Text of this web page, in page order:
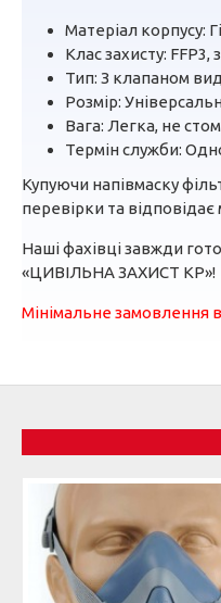
Матеріал корпусу:
Клас захисту:
Тип: З клапаном
Розмір:
Вага: Легка, не
Термін служби:
Купуючи напівмаску
перевірки та
Наші фахівці завжди
«ЦИВІЛЬНА ЗАХИСТ КР»!
Мінімальне замовлення